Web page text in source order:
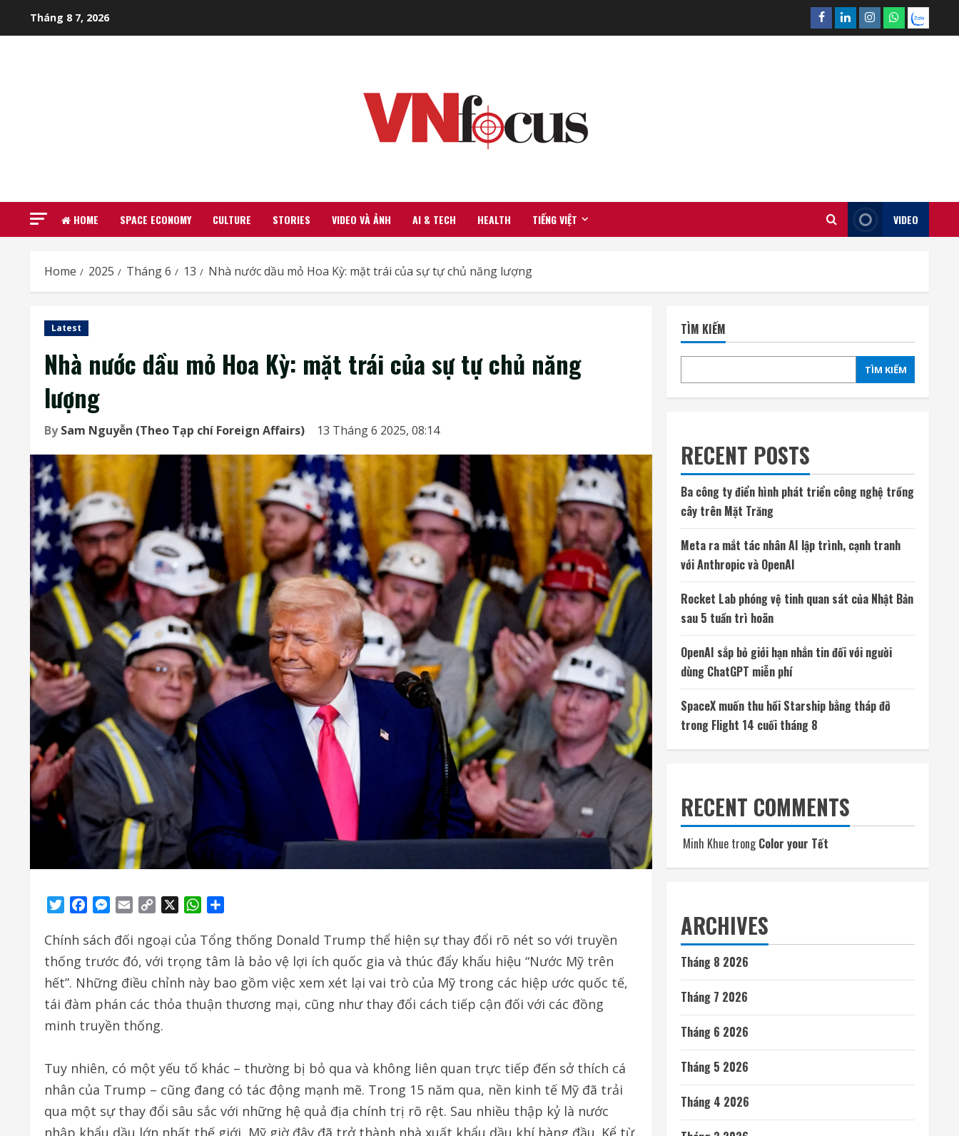
Tháng 8 7, 2026 Facebook
LinkedinInstagram
What’sapp
Zalo
HOME SPACE ECONOMY CULTURE STORIES VIDEO VÀ ẢNH AI & TECH HEALTH TIẾNG VIỆT VIDEO
Home 2025 Tháng 6 13 Nhà nước dầu mỏ Hoa Kỳ: mặt trái của sự tự chủ năng lượng
Latest
Nhà nước dầu mỏ Hoa Kỳ: mặt trái của sự tự chủ năng
lượng
BySam Nguyễn (Theo Tạp chí Foreign Affairs) 13 Tháng 6 2025, 08:14
TwitterFacebookMessenger
Email
Copy
WhatsApp
Chính sách đối ngoại của Tổng thống Donald Trump thể hiện sự thay đổi rõ nét so với truyền
thống trước đó, với trọng tâm là bảo vệ lợi ích quốc gia và thúc đẩy khẩu hiệu “Nước Mỹ trên
hết”. Những điều chỉnh này bao gồm việc xem xét lại vai trò của Mỹ trong các hiệp ước quốc tế,
tái đàm phán các thỏa thuận thương mại, cũng như thay đổi cách tiếp cận đối với các đồng
minh truyền thống.
Tuy nhiên, có một yếu tố khác – thường bị bỏ qua và không liên quan trực tiếp đến sở thích cá
nhân của Trump – cũng đang có tác động mạnh mẽ. Trong 15 năm qua, nền kinh tế Mỹ đã trải
qua một sự thay đổi sâu sắc với những hệ quả địa chính trị rõ rệt. Sau nhiều thập kỷ là nước